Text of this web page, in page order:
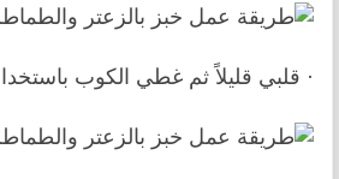
· قلبي قليلاً ثم غطي الكوب باستخدام